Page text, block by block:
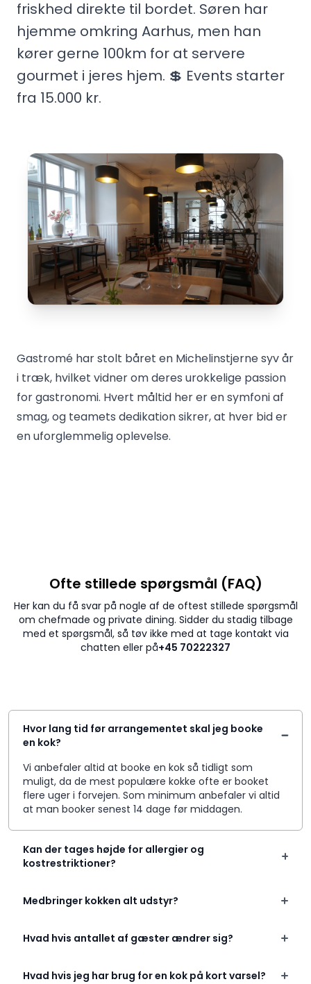
friskhed direkte til bordet. Søren har
hjemme omkring Aarhus, men han
kører gerne 100km for at servere
gourmet i jeres hjem. 💲 Events starter
fra 15.000 kr.
Gastromé har stolt båret en Michelinstjerne syv år
i træk, hvilket vidner om deres urokkelige passion
for gastronomi. Hvert måltid her er en symfoni af
smag, og teamets dedikation sikrer, at hver bid er
en uforglemmelig oplevelse.
Ofte stillede spørgsmål (FAQ)
Her kan du få svar på nogle af de oftest stillede spørgsmål
om chefmade og private dining. Sidder du stadig tilbage
med et spørgsmål, så tøv ikke med at tage kontakt via
chatten eller på+45 70222327
Hvor lang tid før arrangementet skal jeg booke
en kok?
Vi anbefaler altid at booke en kok så tidligt som
muligt, da de mest populære kokke ofte er booket
flere uger i forvejen. Som minimum anbefaler vi altid
at man booker senest 14 dage før middagen.
Kan der tages højde for allergier og
kostrestriktioner?
Medbringer kokken alt udstyr?
Hvad hvis antallet af gæster ændrer sig?
Hvad hvis jeg har brug for en kok på kort varsel?